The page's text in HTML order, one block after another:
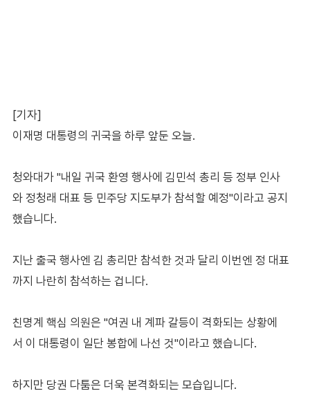
[기자]
이재명 대통령의 귀국을 하루 앞둔 오늘.
청와대가 "내일 귀국 환영 행사에 김민석 총리 등 정부 인사
와 정청래 대표 등 민주당 지도부가 참석할 예정"이라고 공지
했습니다.
지난 출국 행사엔 김 총리만 참석한 것과 달리 이번엔 정 대표
까지 나란히 참석하는 겁니다.
친명계 핵심 의원은 "여권 내 계파 갈등이 격화되는 상황에
서 이 대통령이 일단 봉합에 나선 것"이라고 했습니다.
하지만 당권 다툼은 더욱 본격화되는 모습입니다.